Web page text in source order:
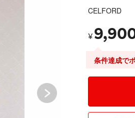
CELFORD
¥
条件達成で